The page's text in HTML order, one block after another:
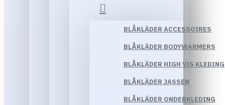
BLÅKLÄDER ACCESSOIRES
BLÅKLÄDER BODYWARMERS
BLÅKLÄDER HIGH VIS KLEDING
BLÅKLÄDER JASSEN
BLÅKLÄDER ONDERKLEDING